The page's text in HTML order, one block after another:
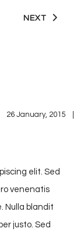
NEXT
26 January, 2015
elit. Sed
venenatis
Nulla blandit
justo. Sed